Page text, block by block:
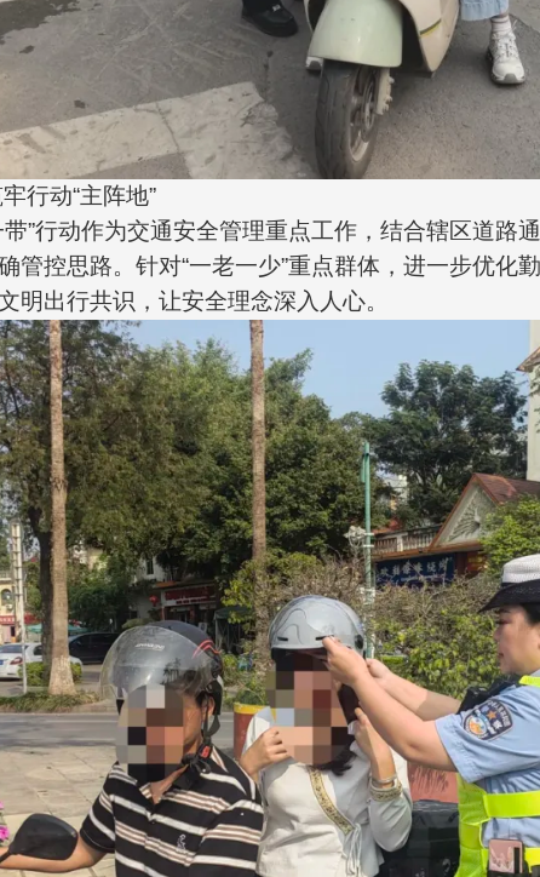
行动“主阵地”
”行动作为交通安全管理重点工作，结合辖区道
管控思路。针对“一老一少”重点群体，进一步优
明出行共识，让安全理念深入人心。